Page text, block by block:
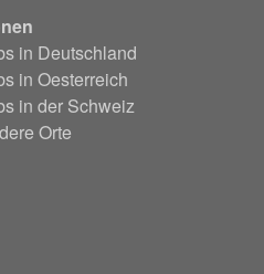
in Deutschland
in Oesterreich
in der Schweiz
Orte